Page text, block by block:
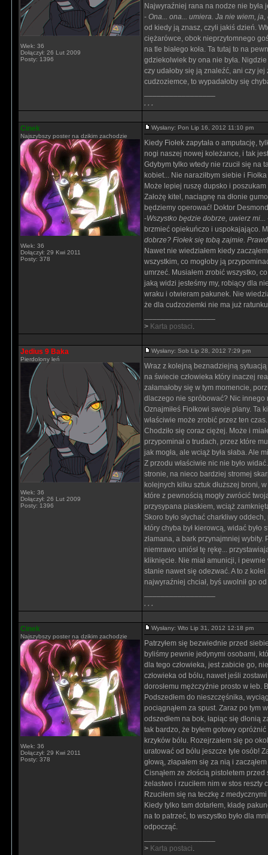
Wiek: 36
Dołączył: 26 Lut 2009
Posty: 1396
Najwyraźniej rana na nodze nie była
- Ona... ona... umiera. Ja nie wiem, ja,
od kiedy ją znasz, czyli jakiś dzień.
ciężarówce, obok nieprzytomnego
na tle białego koła. Ta tutaj to na
gdziekolwiek by ona nie była.
czy udałoby się ją znaleźć, ani czy
cudzoziemce, to wypadałoby się
. . .
Cinek
Najszybszy poster na dzikim zachodzie
Wiek: 36
Dołączył: 29 Kwi 2011
Posty: 378
Wysłany: Pon Lip 16, 2012 11:10 pm
Kiedy Fiołek zapytała o amputację,
nogi naszej nowej koleżance, i tak
Gdybym tylko wtedy nie rzucił się na
kobiet... Nie naraziłbym siebie i
Może lepiej ruszę dupsko i
Założę kitel, naciągnę na dłonie
będziemy operować! Doktor
-Wszystko będzie dobrze, uwierz mi...
brzmieć opiekuńczo i uspokajająco.
dobrze? Fiołek się tobą zajmie.
Nawet nie wiedziałem kiedy
wszystkim, co mogłoby ją
umrzeć. Musiałem zrobić wszystko,
jaką widzi jesteśmy my, robiący dla
wraku i otwieram pakunek. Nie
że dla cudzoziemki nie ma już
> Karta postaci.
Jedius 9 Baka
Pierdolony leń
Wiek: 36
Dołączył: 26 Lut 2009
Posty: 1396
Wysłany: Sob Lip 28, 2012 7:29 pm
Wraz z kolejną beznadziejną
na świecie człowieka który inaczej
załamałoby się w tym momencie,
dlaczego nie spróbować? Nic innego
Oznajmiłeś Fiołkowi swoje plany. Ta
właściwie może zrobić przez ten
Chodziło się coraz ciężej. Może i
przypominał o trudach, przez które
jak mogła, ale wciąż była słaba. Ale
Z przodu właściwie nic nie było
stronie, na nieco bardziej stromej
kolejnych kilku sztuk dłuższej broni,
które z pewnością mogły zwrócić
przysypana piaskiem, wciąż
Skoro było słychać charkliwy
który chyba był kierowcą, widać
złamana, a bark przynajmniej wybity.
niemrawo uniósł tę rękę...
kliknięcie. Nie miał amunicji, i
stanie nawet się odezwać. A to z kolei
najwyraźniej chciał, byś uwolnił go
. . .
Cinek
Najszybszy poster na dzikim zachodzie
Wiek: 36
Dołączył: 29 Kwi 2011
Posty: 378
Wysłany: Wto Lip 31, 2012 12:18 pm
Patrzyłem się bezwiednie przed
byliśmy pewnie jedynymi osobami,
dla tego człowieka, jest zabicie go,
człowieka od bólu, nawet jeśli
dorosłemu mężczyźnie prosto w łeb.
Podszedłem do nieszczęśnika,
pociągnąłem za spust. Zaraz po tym
odszedłem na bok, łapiąc się dłonią
tak bardzo, że byłem gotowy
krzyków bólu. Rozejrzałem się po
uratować od bólu jeszcze tyle osób!
głową, złapałem się za nią i
Cisnąłem ze złością pistoletem
żelastwo i rzuciłem nim w stos reszty
Rzuciłem się na teczkę z
Kiedy tylko tam dotarłem, kładę
na to patrzeć, to wszystko było dla
odpocząć.
> Karta postaci.